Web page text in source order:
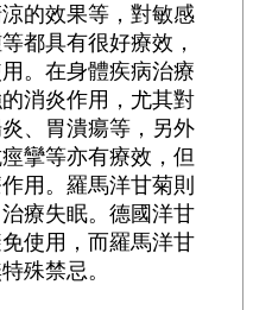
的效果等，對敏感
都具有很好療效，
。在身體疾病治療
消炎作用，尤其對
、胃潰瘍等，另外
攣等亦有療效，但
用。羅馬洋甘菊則
療失眠。德國洋甘
使用，而羅馬洋甘
殊禁忌。